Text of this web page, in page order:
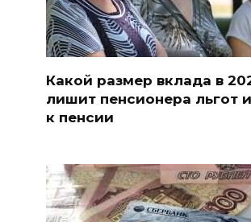
Какой размер вклада в
лишит пенсионера льгот
к пенсии